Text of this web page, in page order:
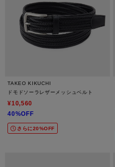
TAKEO KIKUCHI
ドモドソーラレザーメッシュベルト
¥10,560
40%OFF
さらに20%OFF